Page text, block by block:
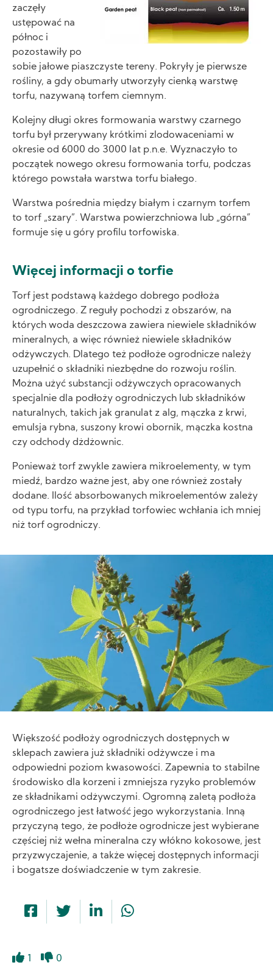
zaczęły
ustępować na
północ i
pozostawiły po
sobie jałowe piaszczyste tereny. Pokryły je pierwsze
rośliny, a gdy obumarły utworzyły cienką warstwę
torfu, nazywaną torfem ciemnym.
Kolejny długi okres formowania warstwy czarnego
torfu był przerywany krótkimi zlodowaceniami w
okresie od 6000 do 3000 lat p.n.e. Wyznaczyło to
początek nowego okresu formowania torfu, podczas
którego powstała warstwa torfu białego.
Warstwa pośrednia między białym i czarnym torfem
to torf „szary”. Warstwa powierzchniowa lub „górna”
formuje się u góry profilu torfowiska.
Więcej informacji o torfie
Torf jest podstawą każdego dobrego podłoża
ogrodniczego. Z reguły pochodzi z obszarów, na
których woda deszczowa zawiera niewiele składników
mineralnych, a więc również niewiele składników
odżywczych. Dlatego też podłoże ogrodnicze należy
uzupełnić o składniki niezbędne do rozwoju roślin.
Można użyć substancji odżywczych opracowanych
specjalnie dla podłoży ogrodniczych lub składników
naturalnych, takich jak granulat z alg, mączka z krwi,
emulsja rybna, suszony krowi obornik, mączka kostna
czy odchody dżdżownic.
Ponieważ torf zwykle zawiera mikroelementy, w tym
miedź, bardzo ważne jest, aby one również zostały
dodane. Ilość absorbowanych mikroelementów zależy
od typu torfu, na przykład torfowiec wchłania ich mniej
niż torf ogrodniczy.
Większość podłoży ogrodniczych dostępnych w
sklepach zawiera już składniki odżywcze i ma
odpowiedni poziom kwasowości. Zapewnia to stabilne
środowisko dla korzeni i zmniejsza ryzyko problemów
ze składnikami odżywczymi. Ogromną zaletą podłoża
ogrodniczego jest łatwość jego wykorzystania. Inną
przyczyną tego, że podłoże ogrodnicze jest wybierane
częściej niż wełna mineralna czy włókno kokosowe, jest
przyzwyczajenie, a także więcej dostępnych informacji
i bogatsze doświadczenie w tym zakresie.
1 0